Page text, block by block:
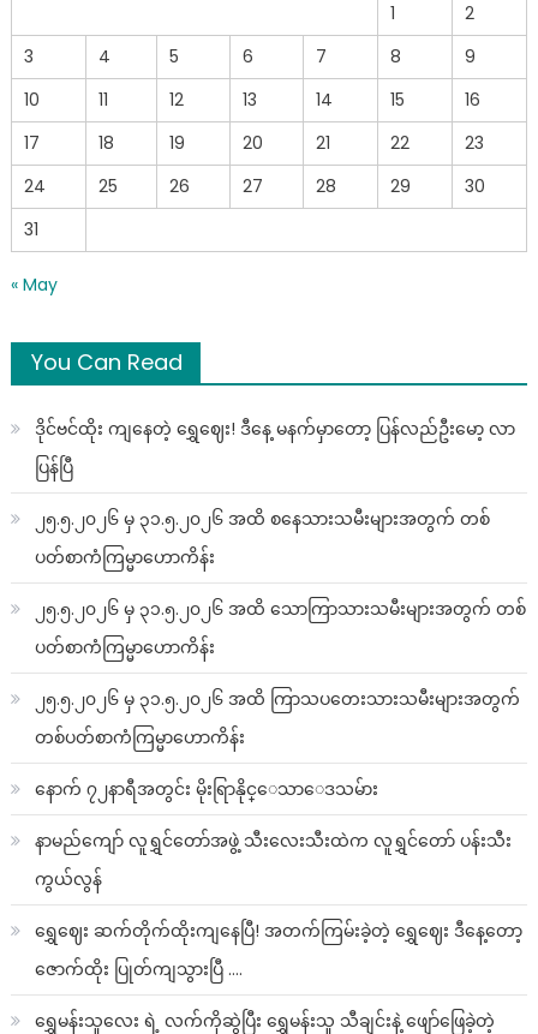
1
2
3
4 5 6 7 8
9
10
11 12 13 14 15
16
17
18 19 20 21 22
23
24
25 26 27 28 29
30
31
« May
You Can Read
ဒိုင်ဗင်ထိုး ကျနေတဲ့ ရွှေဈေး! ဒီနေ့ မနက်မှာတော့ ပြန်လည်ဦးမော့ လာ
ပြန်ပြီ
၂၅.၅.၂၀၂၆ မှ ၃၁.၅.၂၀၂၆ အထိ စနေသားသမီးများအတွက် တစ်
ပတ်စာကံကြမ္မာဟောကိန်း
၂၅.၅.၂၀၂၆ မှ ၃၁.၅.၂၀၂၆ အထိ သောကြာသားသမီးများအတွက် တစ်
ပတ်စာကံကြမ္မာဟောကိန်း
၂၅.၅.၂၀၂၆ မှ ၃၁.၅.၂၀၂၆ အထိ ကြာသပတေးသားသမီးများအတွက်
တစ်ပတ်စာကံကြမ္မာဟောကိန်း
နောက် ၇၂နာရီအတွင်း မိုးရြာနိုင္ေသာေဒသမ်ား
နာမည်ကျော် လူရွှင်တော်အဖွဲ့ သီးလေးသီးထဲက လူရွှင်တော် ပန်းသီး
ကွယ်လွန်
ရွှေဈေး ဆက်တိုက်ထိုးကျနေပြီ! အတက်ကြမ်းခဲ့တဲ့ ရွှေဈေး ဒီနေ့တော့
ဇောက်ထိုး ပြုတ်ကျသွားပြီ ….
ရွှေမန်းသူလေး ရဲ့ လက်ကိုဆွဲပြီး ရွှေမန်းသူ သီချင်းနဲ့ ဖျော်ဖြေခဲ့တဲ့